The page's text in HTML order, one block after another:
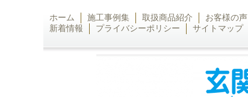
ホーム 施工事例集 取扱商品紹介 お客様の声
新着情報
プライバシーポリシー サイトマップ